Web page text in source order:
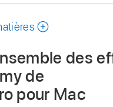
des
de
pour Mac